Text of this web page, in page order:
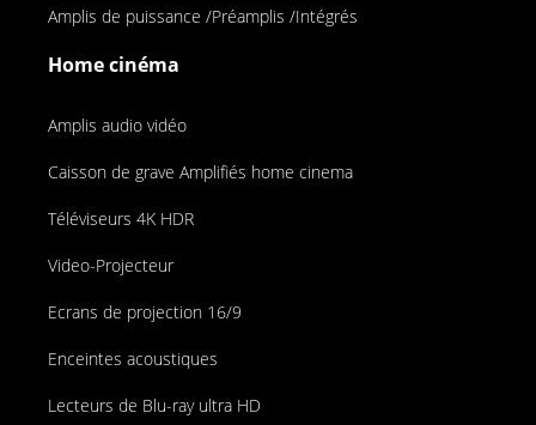
Amplis de puissance /Préamplis /Intégrés
Home cinéma
Amplis audio vidéo
Caisson de grave Amplifiés home cinema
Téléviseurs 4K HDR
Video-Projecteur
Ecrans de projection 16/9
Enceintes acoustiques
Lecteurs de Blu-ray ultra HD